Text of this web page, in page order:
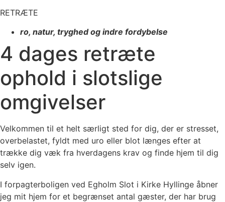
RETRÆTE
ro, natur, tryghed og indre fordybelse
4 dages retræte
ophold i slotslige
omgivelser
Velkommen til et helt særligt sted for dig, der er stresset,
overbelastet, fyldt med uro eller blot længes efter at
trække dig væk fra hverdagens krav og finde hjem til dig
selv igen.
I forpagterboligen ved Egholm Slot i Kirke Hyllinge åbner
jeg mit hjem for et begrænset antal gæster, der har brug